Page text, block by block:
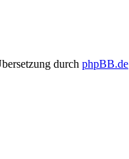
durch phpBB.de